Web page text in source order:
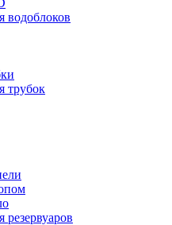
водоблоков
трубок
резервуаров